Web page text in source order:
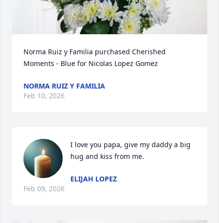
Norma Ruiz y Familia purchased Cherished
Moments - Blue for Nicolas Lopez Gomez
NORMA RUIZ Y FAMILIA
Feb 10, 2026
I love you papa, give my daddy a big
hug and kiss from me.
ELIJAH LOPEZ
Feb 09, 2026